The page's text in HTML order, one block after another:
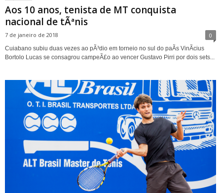
Aos 10 anos, tenista de MT conquista
nacional de tÃªnis
7 de janeiro de 2018 0
Cuiabano subiu duas vezes ao pÃ³dio em torneio no sul do paÃ­s VinÃ­cius
Bortolo Lucas se consagrou campeÃ£o ao vencer Gustavo Pirri por dois sets...